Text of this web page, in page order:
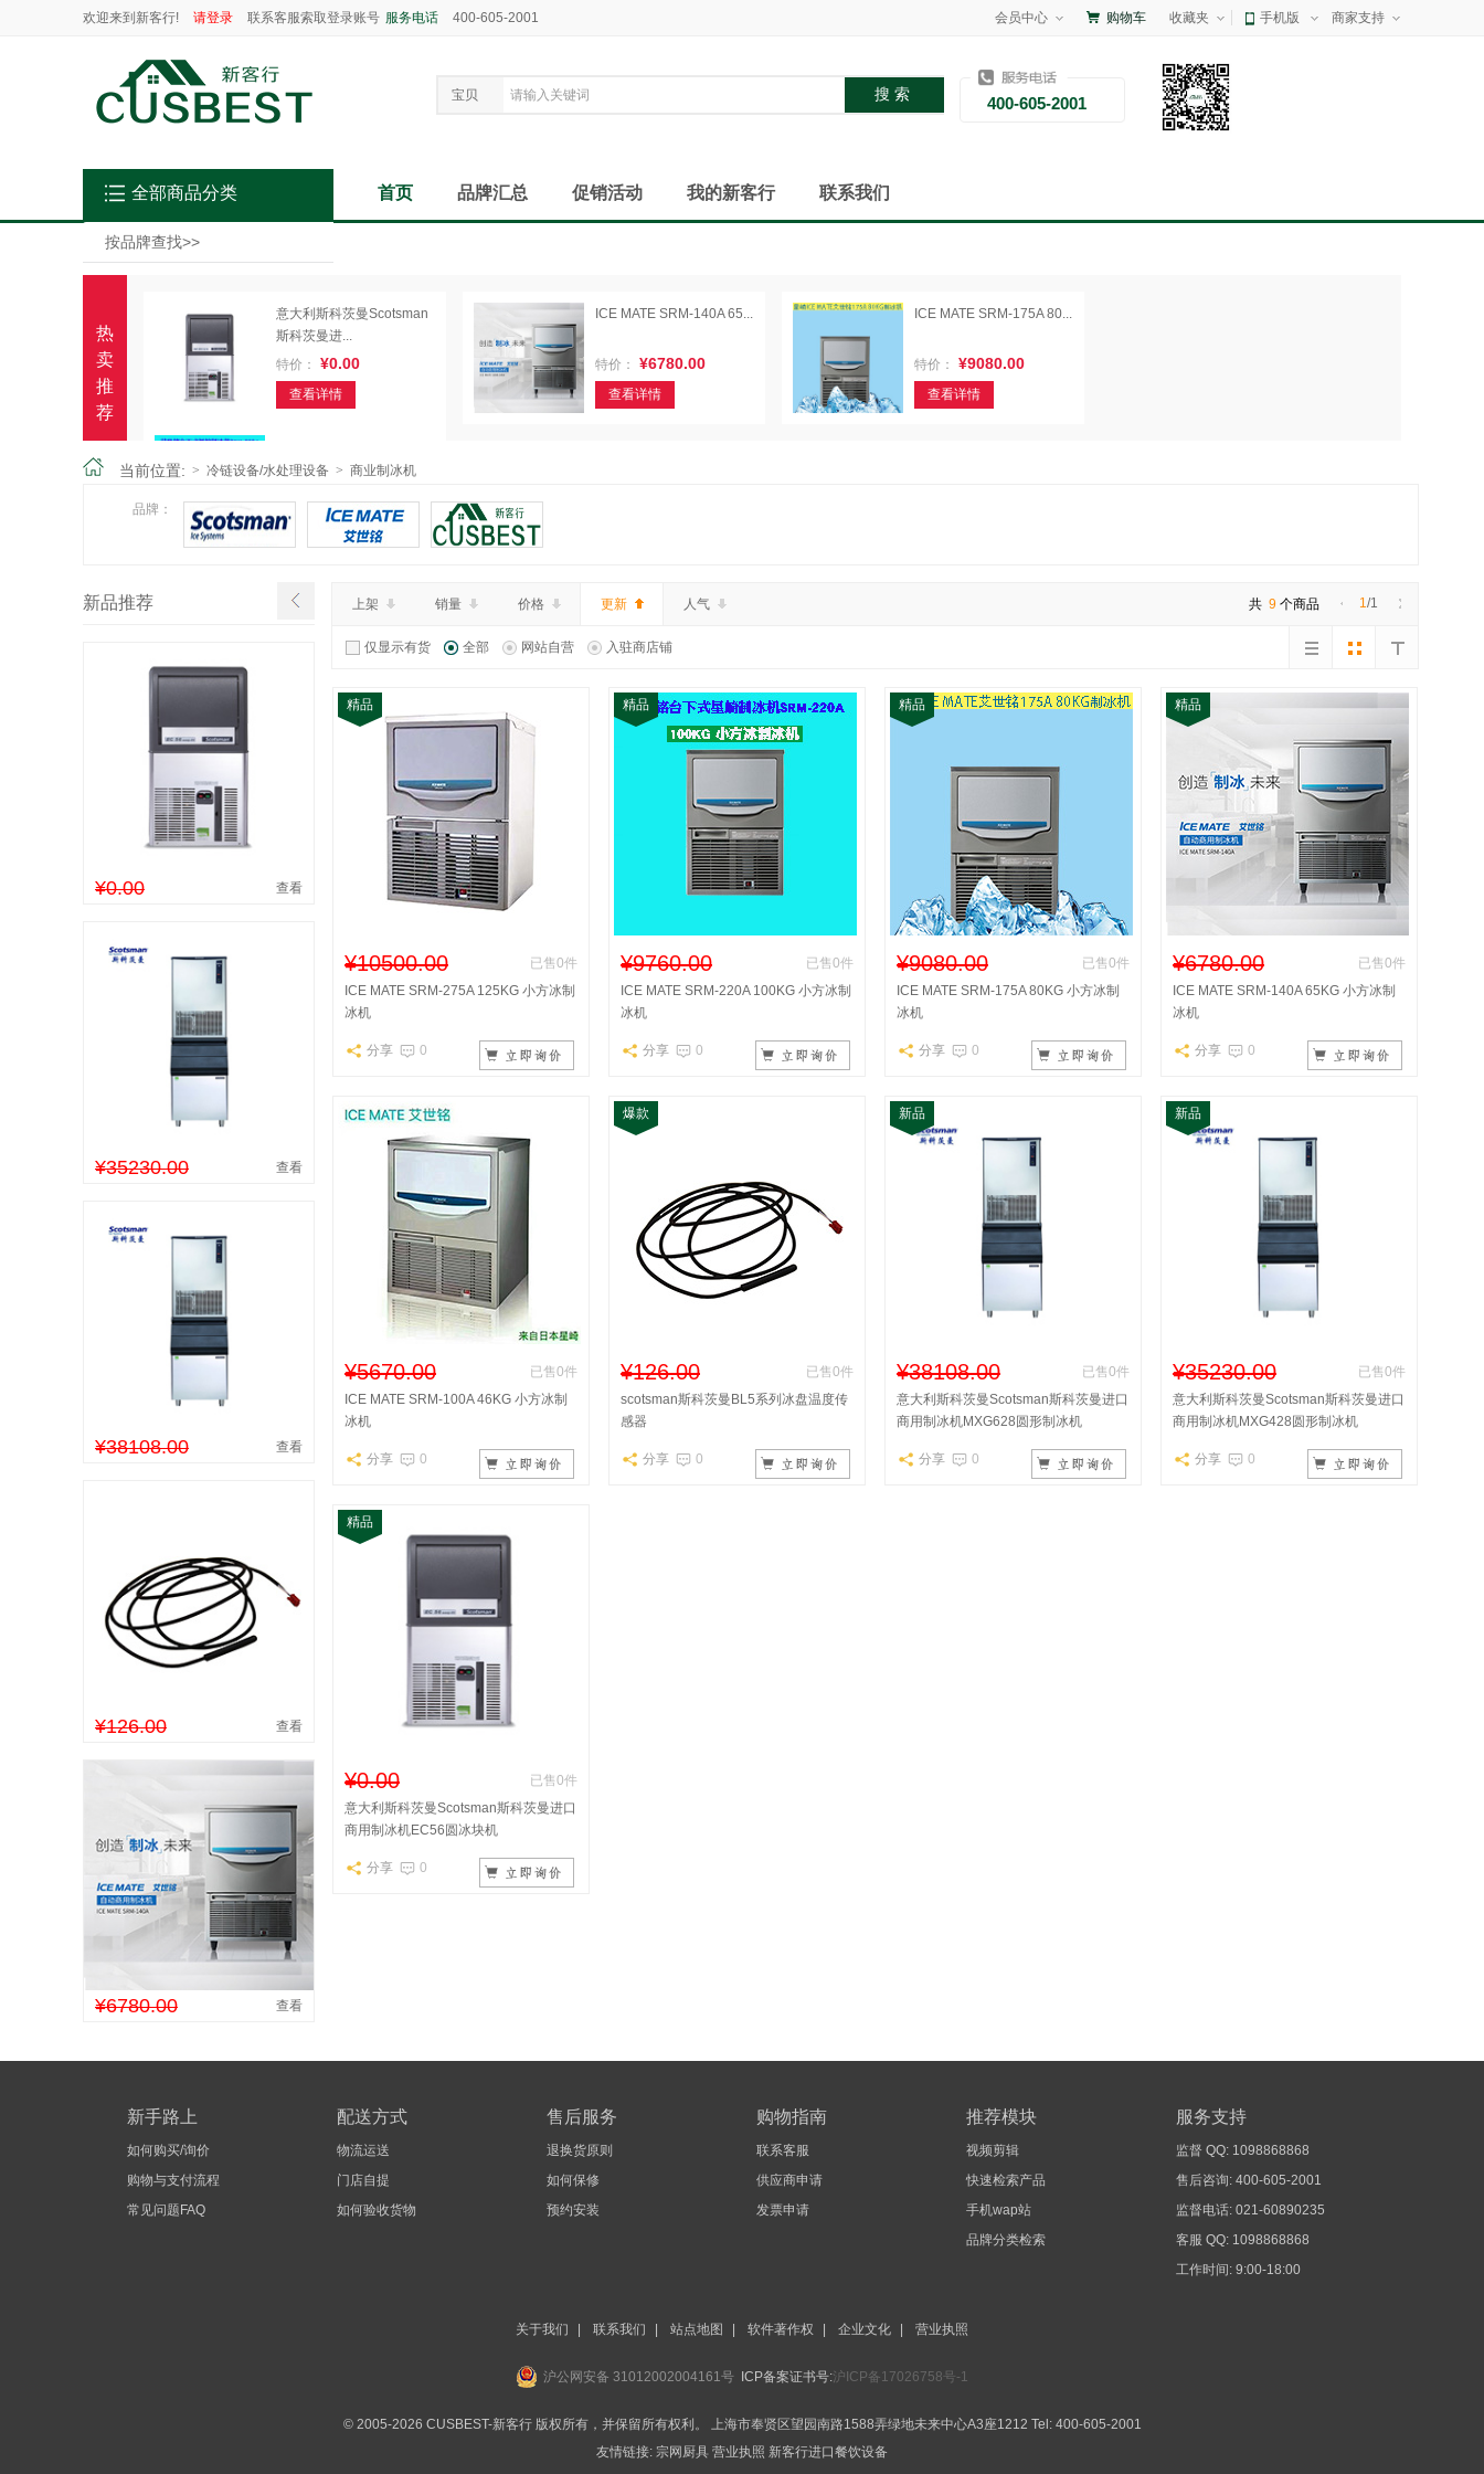
欢迎来到新客行! 请登录 联系客服索取登录账号 服务电话 400-605-2001 会员中心 购物车 收藏夹 手机版 商家支持
宝贝 400-605-2001
按品牌查找>>
全部商品分类 首页 品牌汇总 促销活动 我的新客行 联系我们
热
卖
推
荐
意大利斯科茨曼Scotsman
斯科茨曼进...
特价：
¥0.00
查看详情
ICE MATE SRM-140A 65...
特价： ¥6780.00
查看详情
ICE MATE SRM-175A 80...
特价： ¥9080.00
查看详情
查看详情
当前位置: > 冷链设备/水处理设备 > 商业制冰机
品牌：
新品推荐
¥0.00 查看
¥35230.00 查看
¥38108.00 查看
¥126.00 查看
¥6780.00 查看
上架 销量 价格 更新 人气 1/1
共 9 个商品
仅显示有货 全部 网站自营 入驻商店铺
精品
¥10500.00
已售0件
ICE MATE SRM-275A 125KG 小方冰制
冰机
分享 0
精品
¥9760.00
已售0件
ICE MATE SRM-220A 100KG 小方冰制
冰机
分享 0
精品
¥9080.00
已售0件
ICE MATE SRM-175A 80KG 小方冰制
冰机
分享 0
精品
¥6780.00
已售0件
ICE MATE SRM-140A 65KG 小方冰制
冰机
分享 0
¥5670.00
已售0件
ICE MATE SRM-100A 46KG 小方冰制
冰机
分享 0
爆款
¥126.00
已售0件
scotsman斯科茨曼BL5系列冰盘温度传
感器
分享 0
新品
¥38108.00
已售0件
意大利斯科茨曼Scotsman斯科茨曼进口
商用制冰机MXG628圆形制冰机
分享 0
新品
¥35230.00
已售0件
意大利斯科茨曼Scotsman斯科茨曼进口
商用制冰机MXG428圆形制冰机
分享 0
精品
¥0.00
已售0件
意大利斯科茨曼Scotsman斯科茨曼进口
商用制冰机EC56圆冰块机
分享 0
新手路上
如何购买/询价
购物与支付流程
常见问题FAQ
配送方式
物流运送
门店自提
如何验收货物
售后服务
退换货原则
如何保修
预约安装
购物指南
联系客服
供应商申请
发票申请
推荐模块
视频剪辑
快速检索产品
手机wap站
品牌分类检索
服务支持
监督 QQ: 1098868868
售后咨询: 400-605-2001
监督电话: 021-60890235
客服 QQ: 1098868868
工作时间: 9:00-18:00
关于我们 联系我们 站点地图 软件著作权 企业文化 营业执照
沪公网安备 31012002004161号 ICP备案证书号:沪ICP备17026758号-1
© 2005-2026 CUSBEST-新客行 版权所有，并保留所有权利。 上海市奉贤区望园南路1588弄绿地未来中心A3座1212 Tel: 400-605-2001
友情链接: 宗网厨具 营业执照 新客行进口餐饮设备